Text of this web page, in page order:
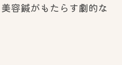
容鍼がもたらす劇的な